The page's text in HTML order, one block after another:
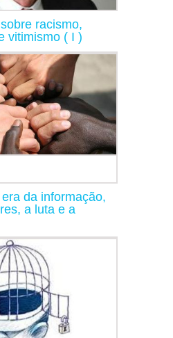
racismo,
vitimismo ( I )
da informação,
a luta e a